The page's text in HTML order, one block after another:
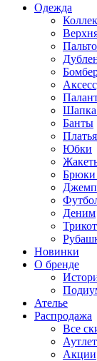
Одежда
Пальто
Шапка
Банты
Платья
Юбки
Брюки
Деним
Новинки
О бренде
Ателье
Распродажа
Все
Аутлет
Акции